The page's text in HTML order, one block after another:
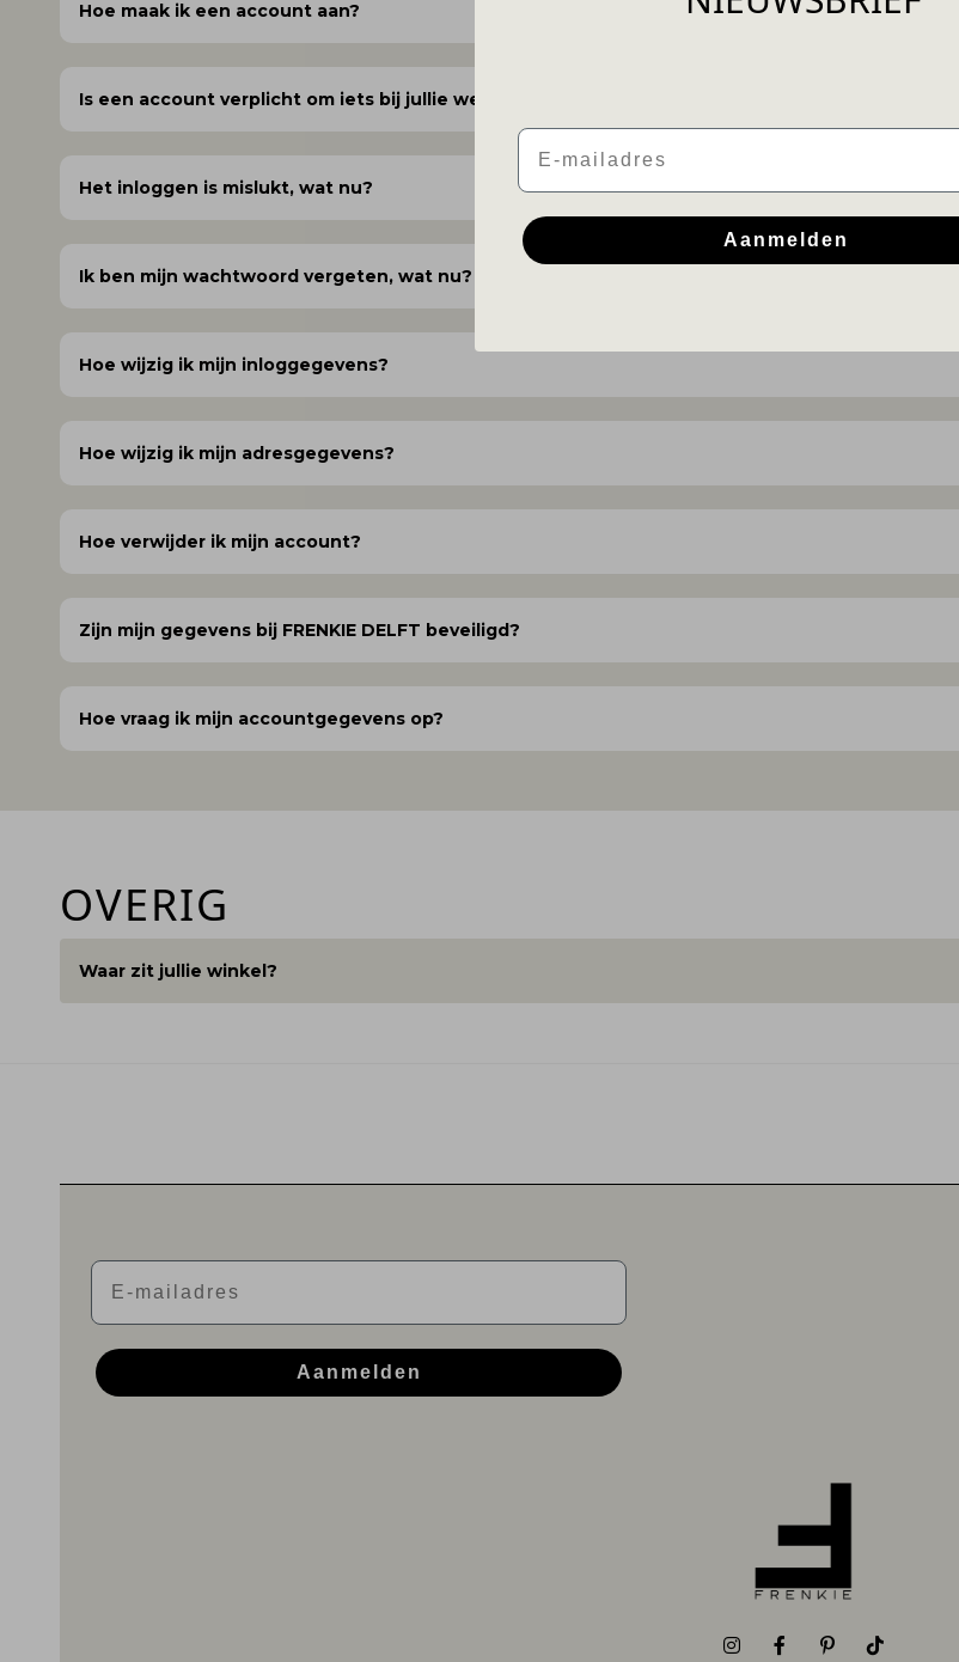
Hoe maak ik een account aan?
Is een account verplicht om iets bij jullie webshop te kopen?
Het inloggen is mislukt, wat nu?
Ik ben mijn wachtwoord vergeten, wat nu?
Hoe wijzig ik mijn inloggegevens?
Hoe wijzig ik mijn adresgegevens?
Hoe verwijder ik mijn account?
Zijn mijn gegevens bij FRENKIE DELFT beveiligd?
Hoe vraag ik mijn accountgegevens op?
OVERIG
Waar zit jullie winkel?
Email
Aanmelden
Email
Aanmelden